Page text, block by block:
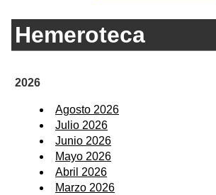
Hemeroteca
2026
Agosto 2026
Julio 2026
Junio 2026
Mayo 2026
Abril 2026
Marzo 2026